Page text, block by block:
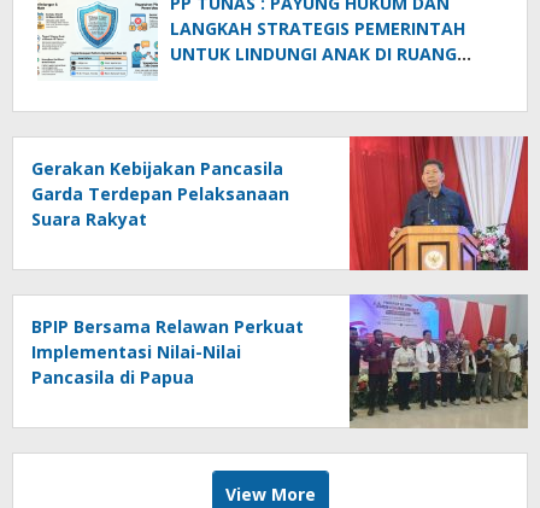
LANGKAH STRATEGIS PEMERINTAH
UNTUK LINDUNGI ANAK DI RUANG
Gerakan Kebijakan Pancasila
Garda Terdepan Pelaksanaan
Suara Rakyat
BPIP Bersama Relawan Perkuat
Implementasi Nilai-Nilai
Pancasila di Papua
View More